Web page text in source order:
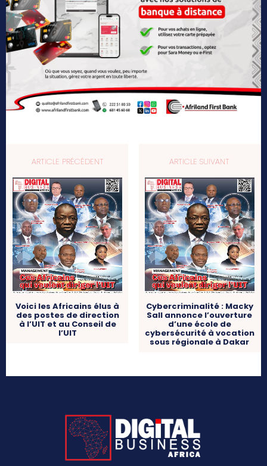
ARTICLE PRÉCÉDENT
Voici les Africains élus à
des postes de direction
à l’UIT et au Conseil de
l’UIT
ARTICLE SUIVANT
Cybercriminalité : Macky
Sall annonce l’ouverture
d’une école de
cybersécurité à vocation
sous régionale à Dakar